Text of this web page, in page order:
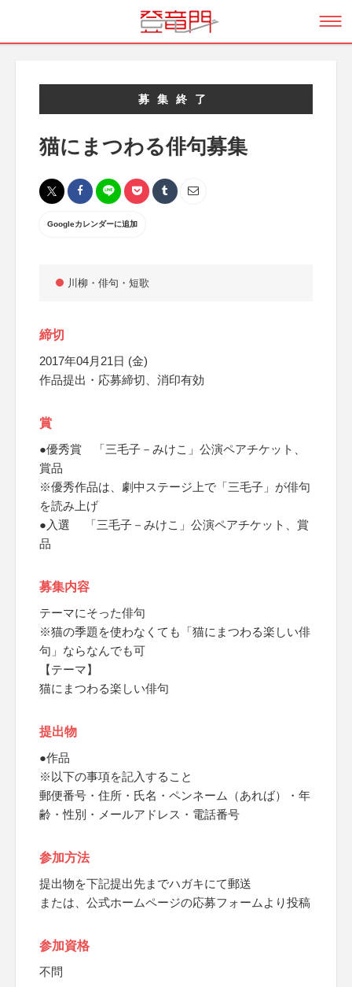
募集終了
猫にまつわる俳句募集
Googleカレンダーに追加
川柳・俳句・短歌
締切
2017年04月21日 (金)
作品提出・応募締切、消印有効
賞
●優秀賞 「三毛子－みけこ」公演ペアチケット、
賞品
※優秀作品は、劇中ステージ上で「三毛子」が俳句
を読み上げ
●入選 「三毛子－みけこ」公演ペアチケット、賞
品
募集内容
テーマにそった俳句
※猫の季題を使わなくても「猫にまつわる楽しい俳
句」ならなんでも可
【テーマ】
猫にまつわる楽しい俳句
提出物
●作品
※以下の事項を記入すること
郵便番号・住所・氏名・ペンネーム（あれば）・年
齢・性別・メールアドレス・電話番号
参加方法
提出物を下記提出先までハガキにて郵送
または、公式ホームページの応募フォームより投稿
参加資格
不問